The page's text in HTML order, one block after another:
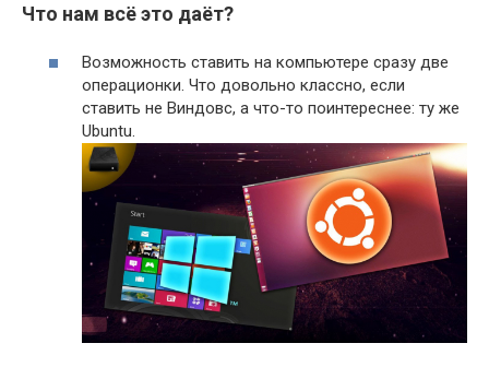
Что нам всё это даёт?
Возможность ставить на компьютере сразу две
операционки. Что довольно классно, если
ставить не Виндовс, а что-то поинтереснее: ту же
Ubuntu.